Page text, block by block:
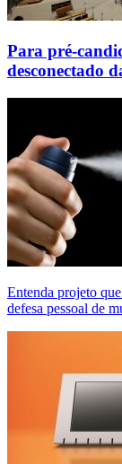
Para pré-
desconectado
Entenda projeto
defesa pessoal de